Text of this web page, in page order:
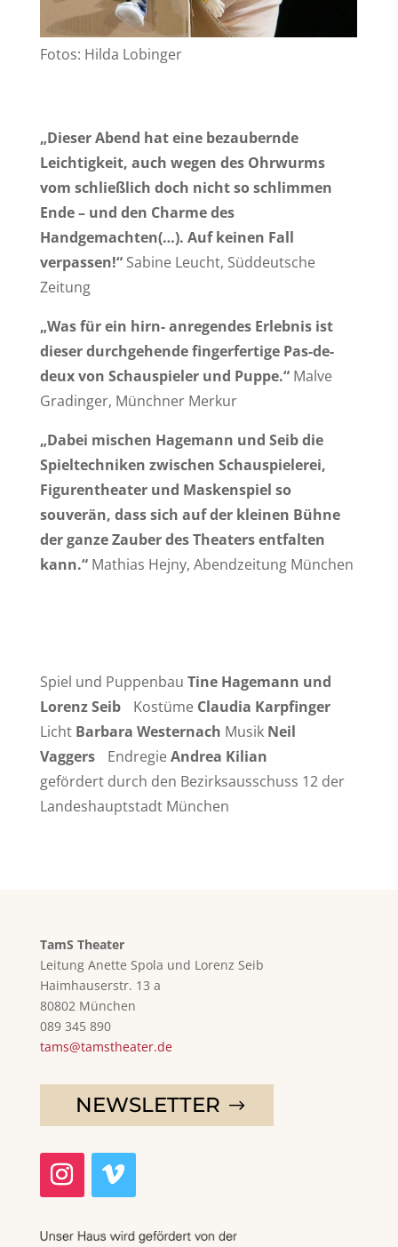
Fotos: Hilda Lobinger
„Dieser Abend hat eine bezaubernde
Leichtigkeit, auch wegen des Ohrwurms
vom schließlich doch nicht so schlimmen
Ende – und den Charme des
Handgemachten(…). Auf keinen Fall
verpassen!“Sabine Leucht, Süddeutsche
Zeitung
„Was für ein hirn- anregendes Erlebnis ist
dieser durchgehende fingerfertige Pas-de-
deux von Schauspieler und Puppe.“Malve
Gradinger, Münchner Merkur
„Dabei mischen Hagemann und Seib die
Spieltechniken zwischen Schauspielerei,
Figurentheater und Maskenspiel so
souverän, dass sich auf der kleinen Bühne
der ganze Zauber des Theaters entfalten
kann.“Mathias Hejny, Abendzeitung München
Spiel und Puppenbau Tine Hagemann und
Lorenz SeibKostüme Claudia Karpfinger
Licht Barbara Westernach Musik Neil
Vaggers
EndregieAndrea Kilian
gefördert durch den Bezirksausschuss 12 der
Landeshauptstadt München
TamS Theater
Leitung Anette Spola und Lorenz Seib
Haimhauserstr. 13 a
80802 München
089 345 890
tams@tamstheater.de
NEWSLETTER